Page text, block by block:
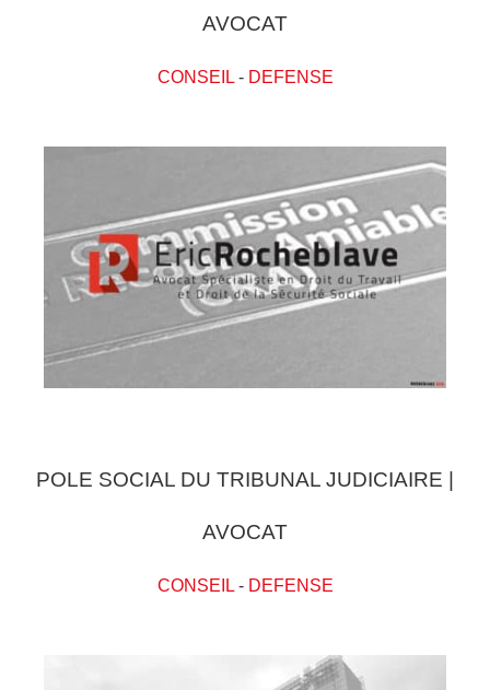
AVOCAT
CONSEIL- DEFENSE
POLE SOCIAL DU TRIBUNAL JUDICIAIRE |
AVOCAT
CONSEIL- DEFENSE